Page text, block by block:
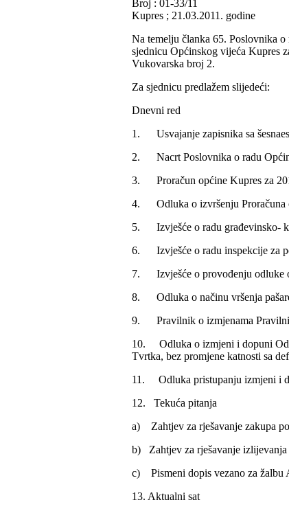
Broj : 01-33/11
Kupres ; 21.03.2011. godine
Na temelju članka 65. Poslovnika
sjednicu Općinskog vijeća Kupres
Vukovarska broj 2.
Za sjednicu predlažem slijedeći:
Dnevni red
1. Usvajanje zapisnika sa
2. Nacrt Poslovnika o radu
3. Proračun općine Kupres za
4. Odluka o izvršenju Proračuna
5. Izvješće o radu građevinsko-
6. Izvješće o radu inspekcije za
7. Izvješće o provođenju odluke
8. Odluka o načinu vršenja
9. Pravilnik o izmjenama
10. Odluka o izmjeni i dopuni
Tvrtka, bez promjene katnosti sa
11. Odluka pristupanju izmjeni i
12. Tekuća pitanja
a) Zahtjev za rješavanje zakupa
b) Zahtjev za rješavanje
c) Pismeni dopis vezano za žalbu
13. Aktualni sat